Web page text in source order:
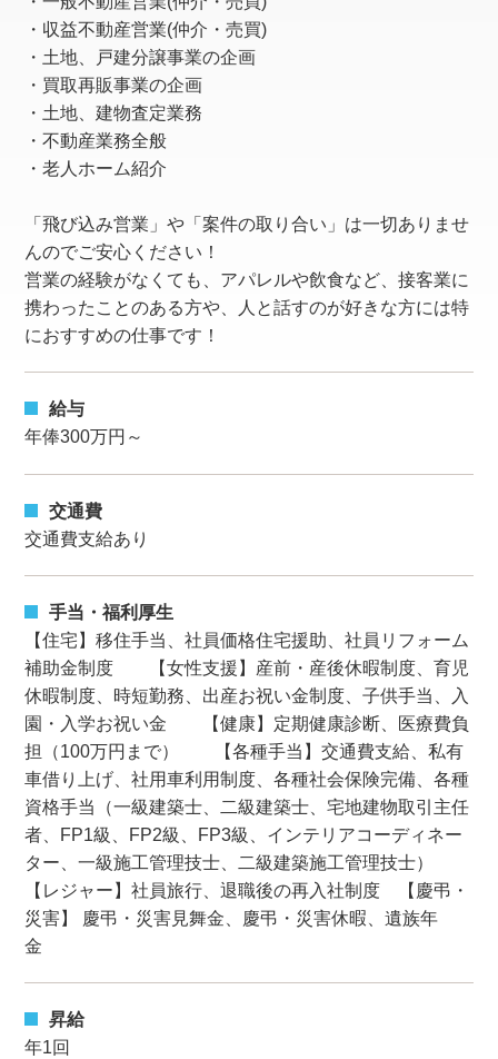
・収益不動産営業(仲介・売買)
・土地、戸建分譲事業の企画
・買取再販事業の企画
・土地、建物査定業務
・不動産業務全般
・老人ホーム紹介
「飛び込み営業」や「案件の取り合い」は一切ありませ
んのでご安心ください！
営業の経験がなくても、アパレルや飲食など、接客業に
携わったことのある方や、人と話すのが好きな方には特
におすすめの仕事です！
給与
年俸300万円～
交通費
交通費支給あり
手当・福利厚生
【住宅】移住手当、社員価格住宅援助、社員リフォーム
補助金制度 【女性支援】産前・産後休暇制度、育児
休暇制度、時短勤務、出産お祝い金制度、子供手当、入
園・入学お祝い金 【健康】定期健康診断、医療費負
担（100万円まで） 【各種手当】交通費支給、私有
車借り上げ、社用車利用制度、各種社会保険完備、各種
資格手当（一級建築士、二級建築士、宅地建物取引主任
者、FP1級、FP2級、FP3級、インテリアコーディネー
ター、一級施工管理技士、二級建築施工管理技士）
【レジャー】社員旅行、退職後の再入社制度 【慶弔・
災害】 慶弔・災害見舞金、慶弔・災害休暇、遺族年
金
昇給
年1回